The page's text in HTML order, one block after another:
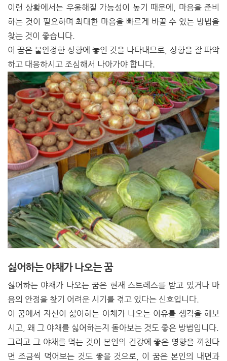
이런 상황에서는 우울해질 가능성이 높기 때문에, 마음을 준비
하는 것이 필요하며 최대한 마음을 빠르게 바꿀 수 있는 방법을
찾는 것이 좋습니다.
이 꿈은 불안정한 상황에 놓인 것을 나타내므로, 상황을 잘 파악
하고 대응하시고 조심해서 나아가야 합니다.
싫어하는 야채가 나오는 꿈
싫어하는 야채가 나오는 꿈은 현재 스트레스를 받고 있거나 마
음의 안정을 찾기 어려운 시기를 겪고 있다는 신호입니다.
이 꿈에서 자신이 싫어하는 야채가 나오는 이유를 생각을 해보
시고, 왜 그 야채를 싫어하는지 돌아보는 것도 좋은 방법입니다.
그리고 그 야채를 먹는 것이 본인의 건강에 좋은 영향을 끼친다
면 조금씩 먹어보는 것도 좋을 것으로, 이 꿈은 본인의 내면과